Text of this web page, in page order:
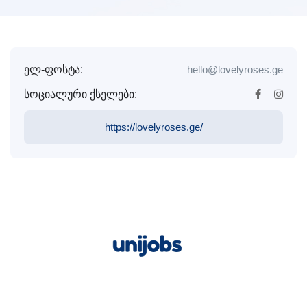
ელ-ფოსტა: hello@lovelyroses.ge
სოციალური ქსელები:
https://lovelyroses.ge/